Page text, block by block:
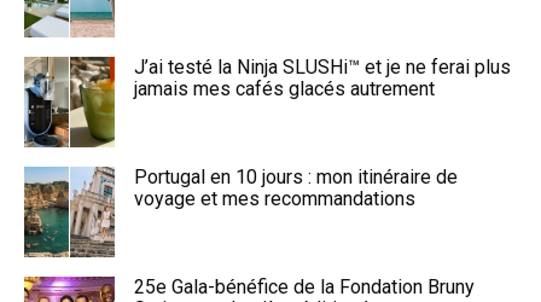
J’ai testé la Ninja SLUSHi™ et je ne ferai plus
jamais mes cafés glacés autrement
Portugal en 10 jours : mon itinéraire de
voyage et mes recommandations
25e Gala-bénéfice de la Fondation Bruny